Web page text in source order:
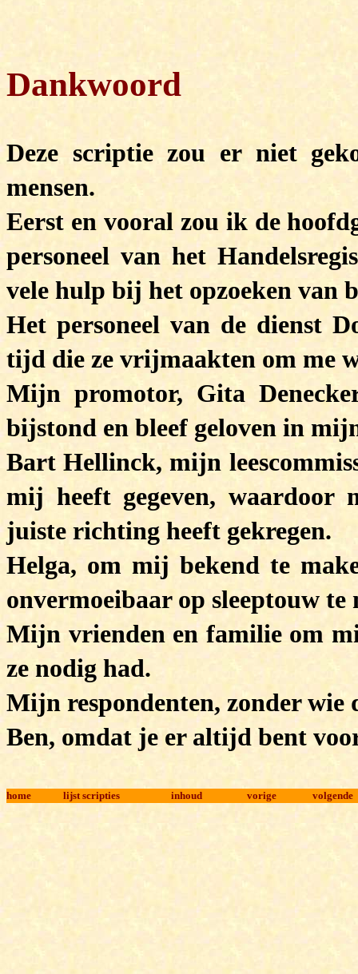
Dankwoord
Deze scriptie zou er niet
mensen.
Eerst en vooral zou ik de
personeel van het
vele hulp bij het opzoeken van
Het personeel van de dienst
tijd die ze vrijmaakten om me
Mijn promotor, Gita
bijstond en bleef geloven in
Bart Hellinck, mijn
mij heeft gegeven, waardoor
juiste richting heeft gekregen.
Helga, om mij bekend te
onvermoeibaar op sleeptouw te
Mijn vrienden en familie om
ze nodig had.
Mijn respondenten, zonder wie
Ben, omdat je er altijd bent
home lijst scripties inhoud vorige volgende